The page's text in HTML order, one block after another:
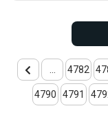
4782
4790 4791